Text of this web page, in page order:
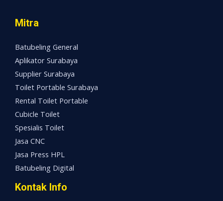
Mitra
Batubeling General
Aplikator Surabaya
Supplier Surabaya
Toilet Portable Surabaya
Rental Toilet Portable
Cubicle Toilet
Spesialis Toilet
Jasa CNC
Jasa Press HPL
Batubeling Digital
Kontak Info